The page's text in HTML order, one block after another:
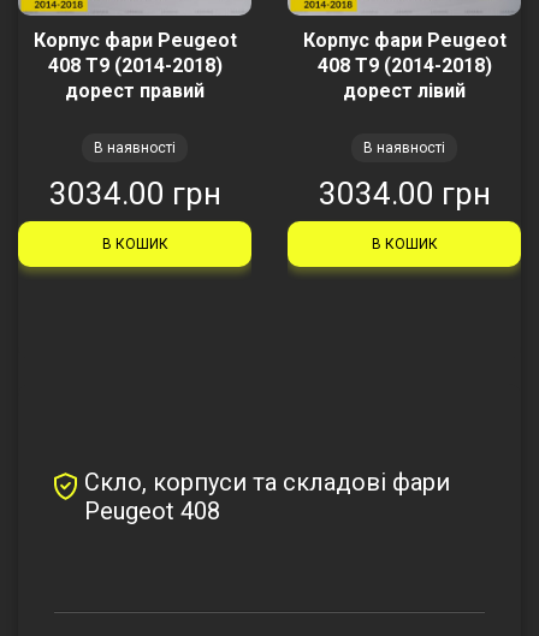
Корпус фари Peugeot
408 Т9 (2014-2018)
дорест правий
В наявності
3034.00 грн
В КОШИК
Корпус фари Peugeot
408 Т9 (2014-2018)
дорест лівий
В наявності
3034.00 грн
В КОШИК
Скло, корпуси та складові фари
Peugeot 408